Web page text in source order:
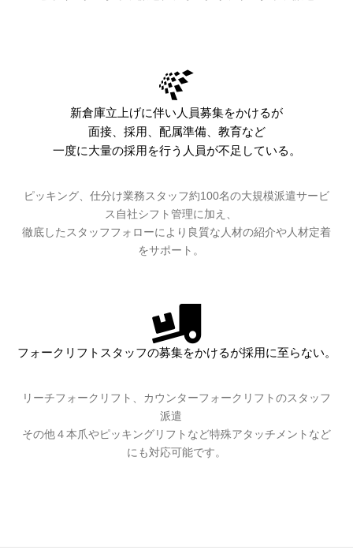
新倉庫立上げに伴い人員募集をかけるが
面接、採用、配属準備、教育など
一度に大量の採用を行う人員が不足している。
ピッキング、仕分け業務スタッフ約100名の大規模派遣サービ
ス自社シフト管理に加え、
徹底したスタッフフォローにより良質な人材の紹介や人材定着
をサポート。
フォークリフトスタッフの募集をかけるが採用に至らない。
リーチフォークリフト、カウンターフォークリフトのスタッフ
派遣
その他４本爪やピッキングリフトなど特殊アタッチメントなど
にも対応可能です。